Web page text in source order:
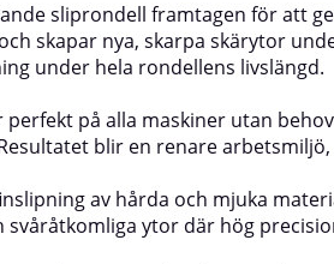
sliprondell framtagen för att
skapar nya, skarpa skärytor
under hela rondellens livslängd.
på alla maskiner utan
blir en renare
av hårda och mjuka
ytor där hög